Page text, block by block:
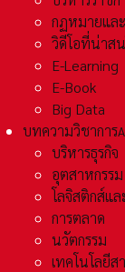
กฏหมายและ
วิดีโอที่น่าสน
E-Learning
E-Book
Big Data
บทความวิชาการ
บริหารธุรกิจ
อุตสาหกรรม
โลจิสติกส์แ
การตลาด
นวัตกรรม
เทคโนโลยีส